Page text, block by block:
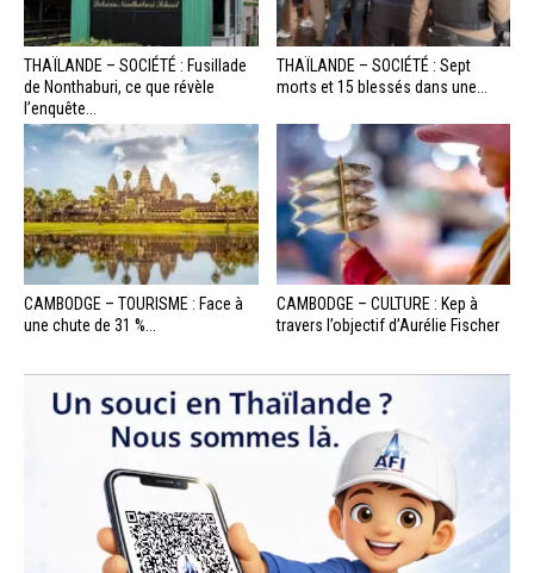
THAÏLANDE – SOCIÉTÉ : Fusillade
de Nonthaburi, ce que révèle
l’enquête...
THAÏLANDE – SOCIÉTÉ : Sept
morts et 15 blessés dans une...
CAMBODGE – TOURISME : Face à
une chute de 31 %...
CAMBODGE – CULTURE : Kep à
travers l’objectif d’Aurélie Fischer